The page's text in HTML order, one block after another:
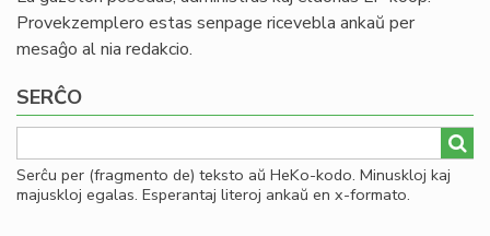
Provekzemplero estas senpage ricevebla ankaŭ per
mesaĝo al nia redakcio.
SERĈO
Serĉu per (fragmento de) teksto aŭ HeKo-kodo. Minuskloj kaj
majuskloj egalas. Esperantaj literoj ankaŭ en x-formato.